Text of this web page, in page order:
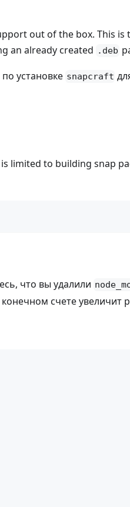
out of the box. This is
an already created .deb
установке snapcraft
limited to building snap
что вы удалили
счете увеличит